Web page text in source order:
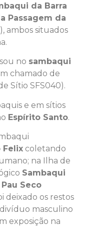
da Barra
Passagem da
ambos situados
no sambaqui
chamado de
Sítio SFS040).
e em sítios
Espírito Santo.
Felix coletando
na Ilha de
Sambaqui
Seco
deixado os restos
masculino
exposição na